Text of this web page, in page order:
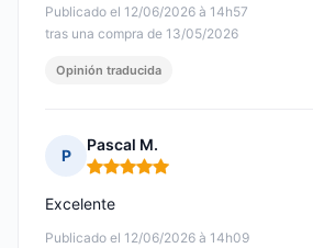
Publicado el 12/06/2026 à 14h57
tras una compra de 13/05/2026
Opinión traducida
P
Pascal M.
Nota: 5 de 5
Publicado el 12/06/2026 à 14h09
Excelente